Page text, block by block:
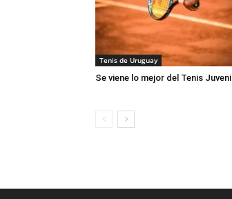
Tenis de Uruguay
Se viene lo mejor del Tenis Juvenil